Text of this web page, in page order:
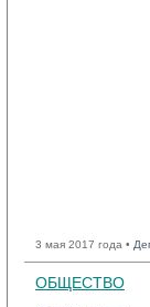
3 мая 2017 года •
ОБЩЕСТВО